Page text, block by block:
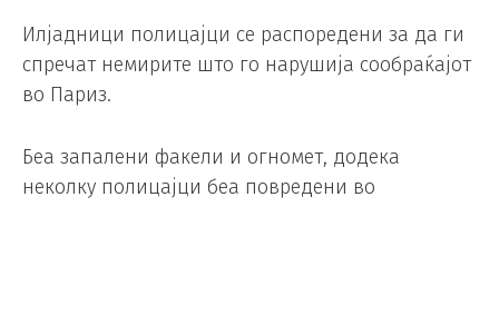
Илјадници полицајци се распоредени за да ги
спречат немирите што го нарушија сообраќајот
во Париз.
Беа запалени факели и огномет, додека
неколку полицајци беа повредени во